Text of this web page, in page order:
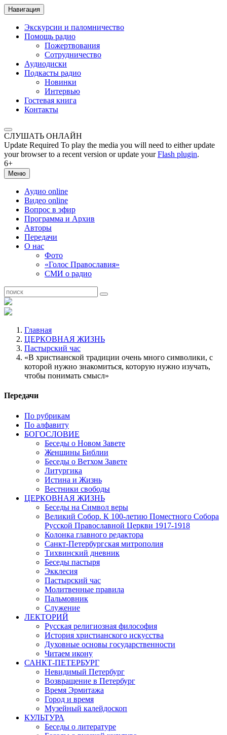
Навигация
Экскурсии и паломничество
Помощь радио
Пожертвования
Сотрудничество
Аудиодиски
Подкасты радио
Новинки
Интервью
Гостевая книга
Контакты
СЛУШАТЬ ОНЛАЙН
Update Required To play the media you will need to either update
your browser to a recent version or update yourFlash plugin.
6+
Меню
Аудио online
Видео online
Вопрос в эфир
Программа и Архив
Авторы
Передачи
О нас
Фото
«Голос Православия»
СМИ о радио
Главная
ЦЕРКОВНАЯ ЖИЗНЬ
Пастырский час
«В христианской традиции очень много символики, с
которой нужно знакомиться, которую нужно изучать,
чтобы понимать смысл»
Передачи
По рубрикам
По алфавиту
БОГОСЛОВИЕ
Беседы о Новом Завете
Женщины Библии
Беседы о Ветхом Завете
Литургика
Истина и Жизнь
Вестники свободы
ЦЕРКОВНАЯ ЖИЗНЬ
Беседы на Символ веры
Великий Собор. К 100-летию Поместного Собора
Русской Православной Церкви 1917-1918
Колонка главного редактора
Санкт-Петербургская митрополия
Тихвинский дневник
Беседы пастыря
Экклесия
Пастырский час
Молитвенные правила
Пальмовник
Служение
ЛЕКТОРИЙ
Русская религиозная философия
История христианского искусства
Духовные основы государственности
Читаем икону
САНКТ-ПЕТЕРБУРГ
Невидимый Петербург
Возвращение в Петербург
Время Эрмитажа
Город и время
Музейный калейдоскоп
КУЛЬТУРА
Беседы о литературе